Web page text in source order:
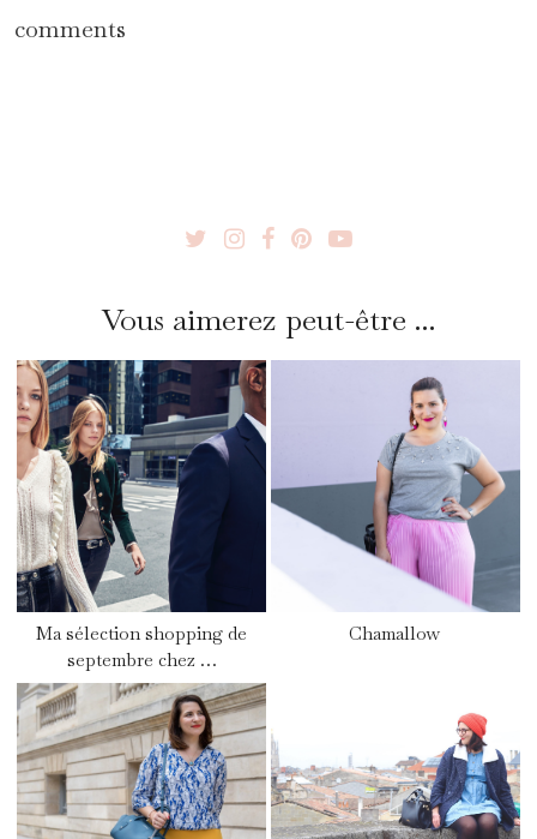
comments
Vous aimerez peut-être ...
Ma sélection shopping de
septembre chez …
Chamallow